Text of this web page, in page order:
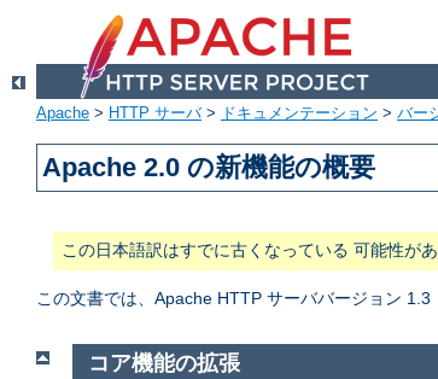
Apache > HTTP サーバ> ドキュメンテーション > バー
Apache 2.0 の新機能の概要
この日本語訳はすでに古くなっている 可能性が
この文書では、Apache HTTP サーババージョン 1.3
コア機能の拡張